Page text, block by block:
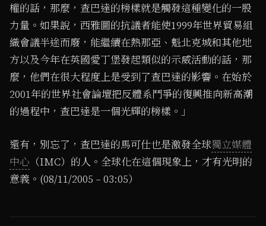
權的話，那麼，查巴達的榜樣就是觸發這種變化的一股
力量。如果說，西雅圖的抗議者能使1999年世界貿易組
織會議半途而廢，能繼續在熱那亞、魁北克城和其他地
方以及今年在英國愛丁堡發起類似的示威活動的話，那
麼，他們在很大程度上是受到了查巴達的影響。在始於
2001年的世界社會論壇把反體系鬥爭的復興推向新高潮
的過程中，查巴達是一個光輝的榜樣。」
還有，別忘了，查巴達的馬可仕也是激發全球獨立媒體
中心 （IMC）的人。全球化在這個現象上，才有光明的
意義。(08/11/2005 – 03:05）